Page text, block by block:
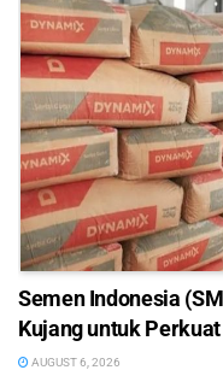
Semen Indonesia
Kujang untuk
AUGUST 6, 2026